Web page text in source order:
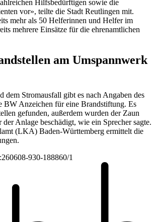
Hilfsbedürftigen sowie die
vor», teilte die Stadt Reutlingen mit.
mehr als 50 Helferinnen und Helfer im
mehrere Einsätze für die ehrenamtlichen
am Umspannwerk
dem Stromausfall gibt es nach Angaben des
BW Anzeichen für eine Brandstiftung. Es
gefunden, außerdem wurden der Zaun
der Anlage beschädigt, wie ein Sprecher sagte.
(LKA) Baden-Württemberg ermittelt die
930-188860/1